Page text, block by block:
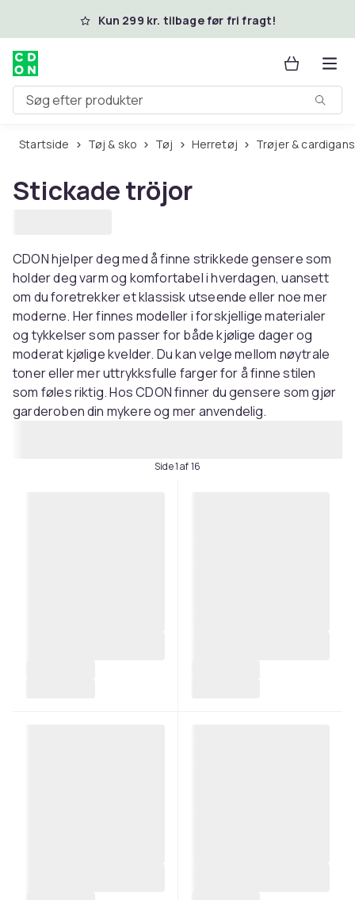
Spring til hovedindhold
Kun 299 kr. tilbage før fri fragt!
Søg efter produkter
Startside Tøj & sko Tøj Herretøj Trøjer & cardigans
Stickade tröjor
CDON hjelper deg med å finne strikkede gensere som
holder deg varm og komfortabel i hverdagen, uansett
om du foretrekker et klassisk utseende eller noe mer
moderne. Her finnes modeller i forskjellige materialer
og tykkelser som passer for både kjølige dager og
moderat kjølige kvelder. Du kan velge mellom nøytrale
toner eller mer uttrykksfulle farger for å finne stilen
som føles riktig. Hos CDON finner du gensere som gjør
garderoben din mykere og mer anvendelig.
Side 1 af 16